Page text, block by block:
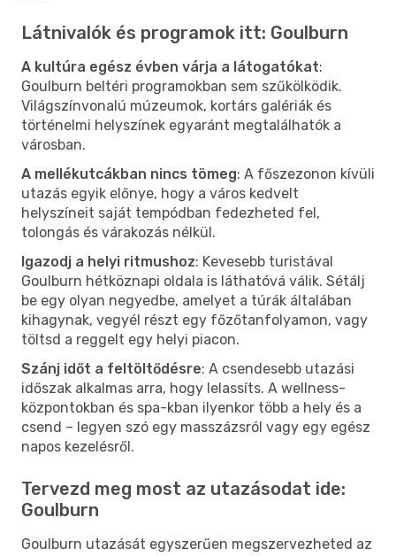
Látnivalók és programok itt: Goulburn
A kultúra egész évben várja a látogatókat:
Goulburn beltéri programokban sem szűkölködik.
Világszínvonalú múzeumok, kortárs galériák és
történelmi helyszínek egyaránt megtalálhatók a
városban.
A mellékutcákban nincs tömeg: A főszezonon kívüli
utazás egyik előnye, hogy a város kedvelt
helyszíneit saját tempódban fedezheted fel,
tolongás és várakozás nélkül.
Igazodj a helyi ritmushoz: Kevesebb turistával
Goulburn hétköznapi oldala is láthatóvá válik. Sétálj
be egy olyan negyedbe, amelyet a túrák általában
kihagynak, vegyél részt egy főzőtanfolyamon, vagy
töltsd a reggelt egy helyi piacon.
Szánj időt a feltöltődésre: A csendesebb utazási
időszak alkalmas arra, hogy lelassíts. A wellness-
központokban és spa-kban ilyenkor több a hely és a
csend – legyen szó egy masszázsról vagy egy egész
napos kezelésről.
Tervezd meg most az utazásodat ide:
Goulburn
Goulburn utazását egyszerűen megszervezheted az